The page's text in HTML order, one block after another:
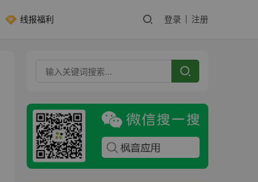
线报福利 登录 注册